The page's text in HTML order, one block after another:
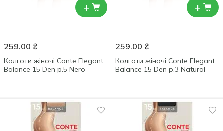
+
259.00 ₴
Колготи жіночі Conte Elegant
Balance 15 Den р.5 Nero
+
259.00 ₴
Колготи жіночі Conte Elegant
Balance 15 Den р.3 Natural